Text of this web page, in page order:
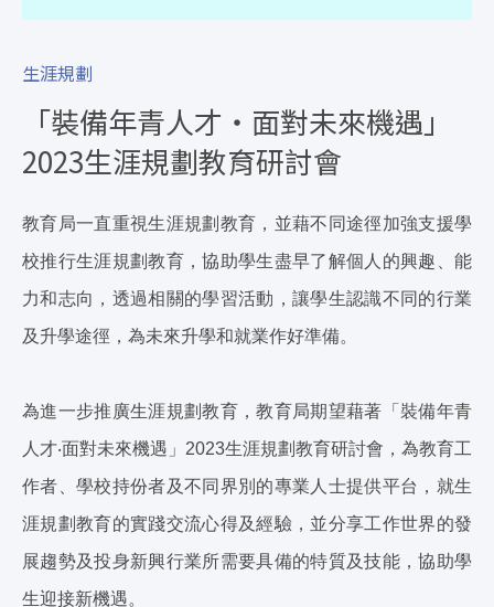
生涯規劃
「裝備年青人才‧面對未來機遇」
2023生涯規劃教育研討會
教育局一直重視生涯規劃教育，並藉不同途徑加強支援學
校推行生涯規劃教育，協助學生盡早了解個人的興趣、能
力和志向，透過相關的學習活動，讓學生認識不同的行業
及升學途徑，為未來升學和就業作好準備。
為進一步推廣生涯規劃教育，教育局期望藉著「裝備年青
人才‧面對未來機遇」2023生涯規劃教育研討會，為教育工
作者、學校持份者及不同界別的專業人士提供平台，就生
涯規劃教育的實踐交流心得及經驗，並分享工作世界的發
展趨勢及投身新興行業所需要具備的特質及技能，協助學
生迎接新機遇。